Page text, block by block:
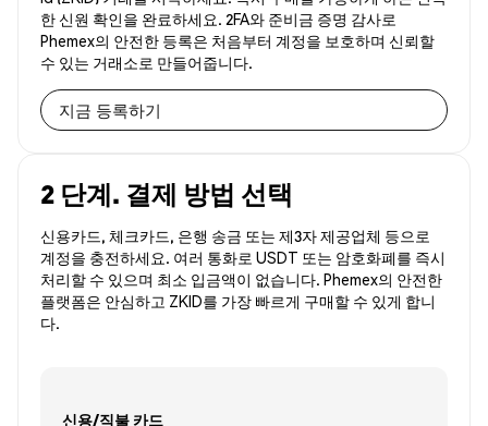
한 신원 확인을 완료하세요. 2FA와 준비금 증명 감사로
Phemex의 안전한 등록은 처음부터 계정을 보호하며 신뢰할
수 있는 거래소로 만들어줍니다.
지금 등록하기
2 단계. 결제 방법 선택
신용카드, 체크카드, 은행 송금 또는 제3자 제공업체 등으로
계정을 충전하세요. 여러 통화로 USDT 또는 암호화폐를 즉시
처리할 수 있으며 최소 입금액이 없습니다. Phemex의 안전한
플랫폼은 안심하고 ZKID를 가장 빠르게 구매할 수 있게 합니
다.
신용/직불 카드